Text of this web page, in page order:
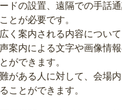
ドの設置、遠隔での手話
とが必要です。
く案内される内容につい
案内による文字や画像情
ができます。
がある人に対して、会場
ことができます。